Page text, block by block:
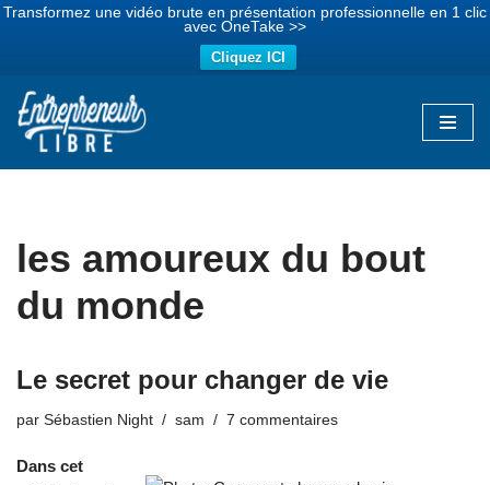
Transformez une vidéo brute en présentation professionnelle en 1 clic
avec OneTake >>
Cliquez ICI
Aller
les amoureux du bout
du monde
Le secret pour changer de vie
par Sébastien Night sam 7 commentaires
Dans cet